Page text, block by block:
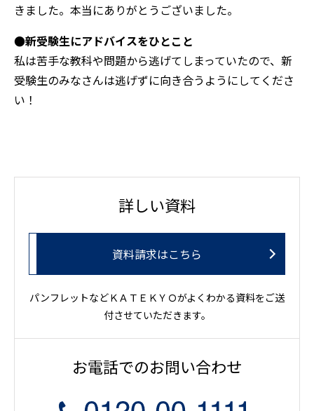
きました。本当にありがとうございました。
●新受験生にアドバイスをひとこと
私は苦手な教科や問題から逃げてしまっていたので、新
受験生のみなさんは逃げずに向き合うようにしてくださ
い！
詳しい資料
資料請求はこちら
パンフレットなどＫＡＴＥＫＹＯがよくわかる資料をご送
付させていただきます。
お電話でのお問い合わせ